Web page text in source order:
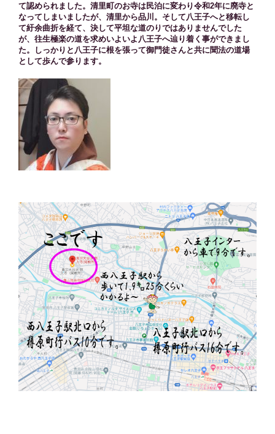
て認められました。清里町のお寺は民泊に変わり令和2年に廃寺と
なってしまいましたが、清里から品川。そして八王子へと移転し
て紆余曲折を経て、決して平坦な道のりではありませんでした
が、往生極楽の道を求めいよいよ八王子へ辿り着く事ができまし
た。しっかりと八王子に根を張って御門徒さんと共に聞法の道場
として歩んで参ります。